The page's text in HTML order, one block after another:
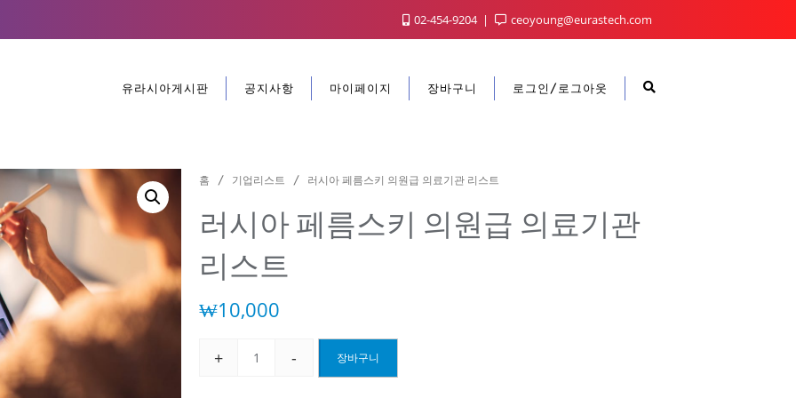
02-454-9204 ceoyoung@eurastech.com
유라시아게시판 공지사항 마이페이지 장바구니 로그인/로그아웃
홈 / 기업리스트 / 러시아 페름스키 의원급 의료기관 리스트
러시아 페름스키 의원급 의료기관
리스트
₩10,000
+ - 장바구니